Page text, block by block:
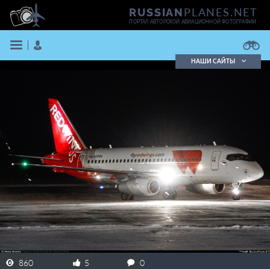
RUSSIANPLANES.NET
ПОРТАЛ АВТОРСКОЙ АВИАЦИОННОЙ ФОТОГРАФИИ
ЗАРЕГИСТРИРОВАТЬСЯ
НАШИ САЙТЫ
860 5 0